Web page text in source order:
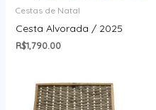
Cestas de Natal
Cesta Alvorada / 2025
R$1,790.00